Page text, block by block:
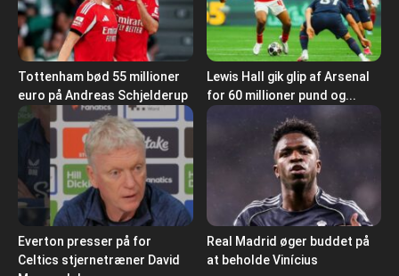
Tottenham bød 55 millioner
euro på Andreas Schjelderup
Lewis Hall gik glip af Arsenal
for 60 millioner pund og...
Everton presser på for
Celtics stjernetræner David
Real Madrid øger buddet på
at beholde Vinícius